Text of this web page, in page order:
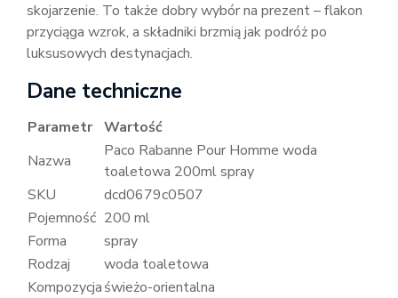
skojarzenie. To także dobry wybór na prezent – flakon
przyciąga wzrok, a składniki brzmią jak podróż po
luksusowych destynacjach.
Dane techniczne
Parametr Wartość
Nazwa
Paco Rabanne Pour Homme woda
toaletowa 200ml spray
SKU
dcd0679c0507
Pojemność 200 ml
Forma
spray
Rodzaj
woda toaletowa
Kompozycjaświeżo-orientalna